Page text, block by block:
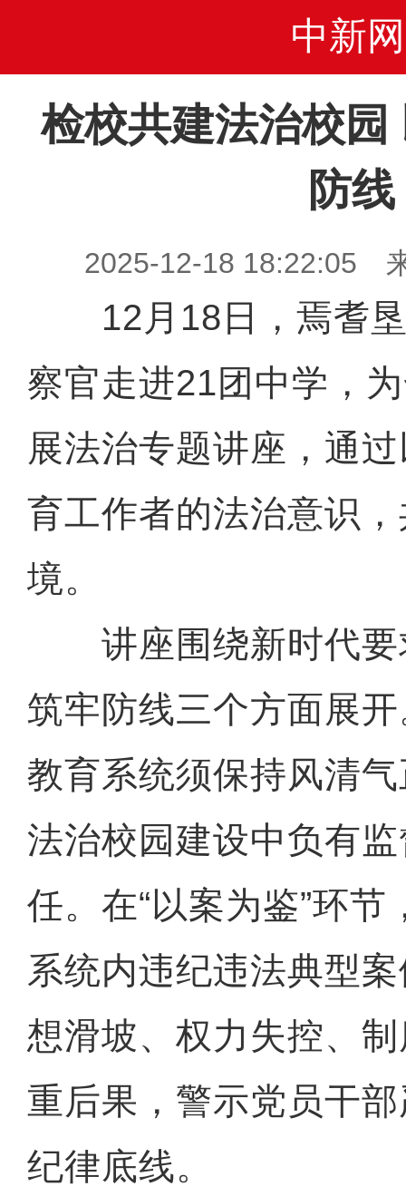
中新网
检校共建法治校园
防线
2025-12-18 18:22:05
12月18日，焉耆垦
察官走进21团中学，
展法治专题讲座，通
育工作者的法治意识
境。
讲座围绕新时代要
筑牢防线三个方面展
教育系统须保持风清
法治校园建设中负有
任。在“以案为鉴”环
系统内违纪违法典型
想滑坡、权力失控、
重后果，警示党员干
纪律底线。